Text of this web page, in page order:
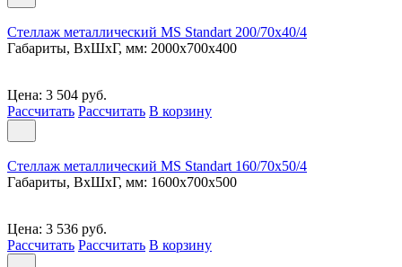
Стеллаж металлический MS Standart 200/70x40/4
Габариты, ВxШxГ, мм: 2000x700x400
Цена: 3 504 руб.
Рассчитать Рассчитать В корзину
Стеллаж металлический MS Standart 160/70x50/4
Габариты, ВxШxГ, мм: 1600x700x500
Цена: 3 536 руб.
Рассчитать Рассчитать В корзину